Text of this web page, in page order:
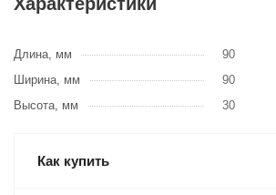
Длина, мм
90
Ширина, мм
90
Высота, мм
30
Как купить